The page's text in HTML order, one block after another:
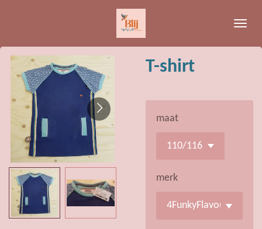
naar
de
hoofdinhoud
T-shirt
maat
merk